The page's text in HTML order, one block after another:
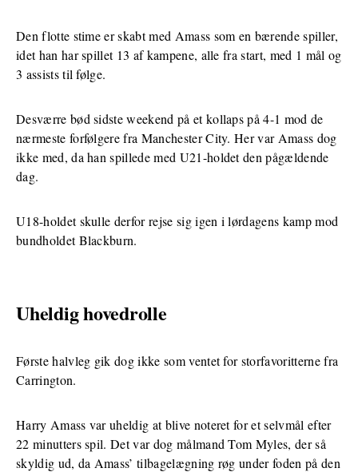
Den flotte stime er skabt med Amass som en bærende spiller,
idet han har spillet 13 af kampene, alle fra start, med 1 mål og
3 assists til følge.
Desværre bød sidste weekend på etkollaps på 4-1 mod de
nærmeste forfølgere fra Manchester City. Her var Amass dog
ikke med, da han spillede med U21-holdet den pågældende
dag.
U18-holdet skulle derfor rejse sig igen i lørdagens kamp mod
bundholdet Blackburn.
Uheldig hovedrolle
Første halvleg gik dog ikke som ventet for storfavoritterne fra
Carrington.
Harry Amass var uheldig at blive noteret for et selvmål efter
22 minutters spil. Det var dog målmand Tom Myles, der så
skyldig ud, da Amass’ tilbagelægning røg under foden på den